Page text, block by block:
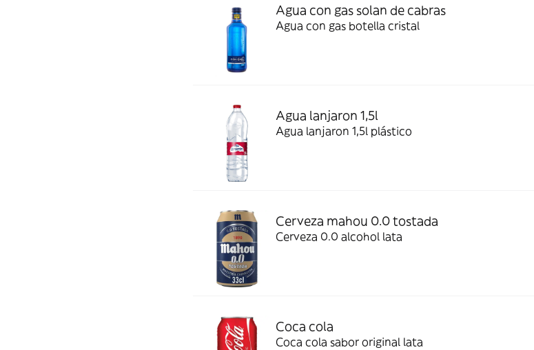
Agua con gas solan de cabras
Agua con gas botella cristal
Agua lanjaron 1,5l
Agua lanjaron 1,5l plástico
Cerveza mahou 0.0 tostada
Cerveza 0.0 alcohol lata
Coca cola
Coca cola sabor original lata